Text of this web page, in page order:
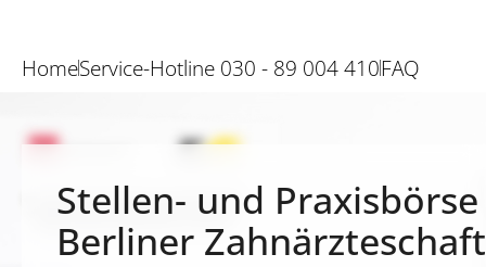
HomeService-Hotline 030 - 89 004 410FAQ
Stellen- und
Berliner Zahnärzteschaft